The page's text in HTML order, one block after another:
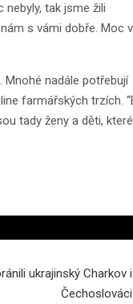
nebyly, tak jsme žili
s vámi dobře. Moc
nadále potřebují
farmářských trzích.
tady ženy a děti, které
ukrajinský Charkov i
Čechoslováci